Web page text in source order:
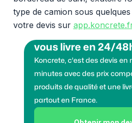
type de camion sous
votre devis sur
vous livre en 24/
Koncrete, c'est des devis en
minutes avec des prix
produits de qualité et une
partout en France.